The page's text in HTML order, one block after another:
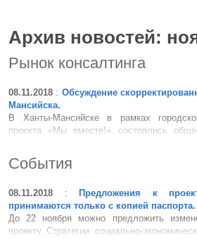
Архив новостей:
Рынок консалтинга
08.11.2018 : Обсуждение
Мансийска.
В Ханты-Мансийске в рамках
проекта «Мы вместе!» состоялись
города Ханты-Мансийска до 2020 года и
Во встрече приняли участие более
События
08.11.2018 :
Предложения к
принимаются только с копией паспорта.
До 22 ноября можно предложить
проекту Стратегии социально-